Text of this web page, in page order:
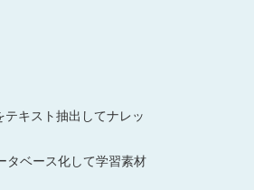
キスト抽出してナレッ
タベース化して学習素材